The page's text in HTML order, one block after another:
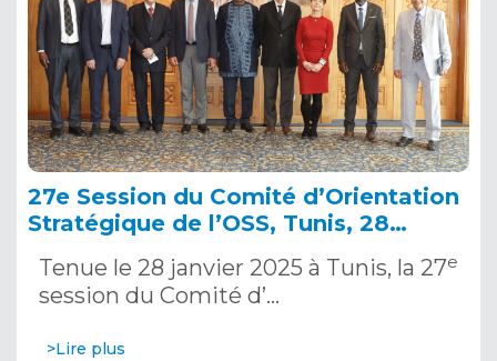
27e Session du Comité d’Orientation
Stratégique de l’OSS, Tunis, 28
Tenue le 28 janvier 2025 à Tunis, la 27e
session du Comité d’…
>Lire plus